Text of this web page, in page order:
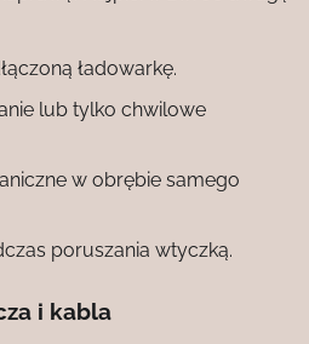
ładowarkę.
lub tylko chwilowe
w obrębie samego
poruszania wtyczką.
i kabla